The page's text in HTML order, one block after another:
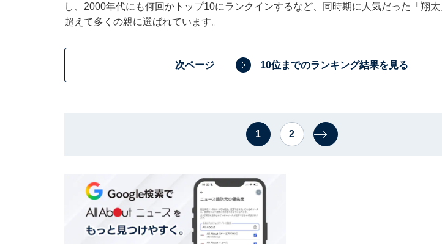
し、2000年代にも何回かトップ10にランクインするなど、同時期に人気だった「翔
超えて多くの親に選ばれています。
次ページ 10位までのランキング結果を見る
1 2